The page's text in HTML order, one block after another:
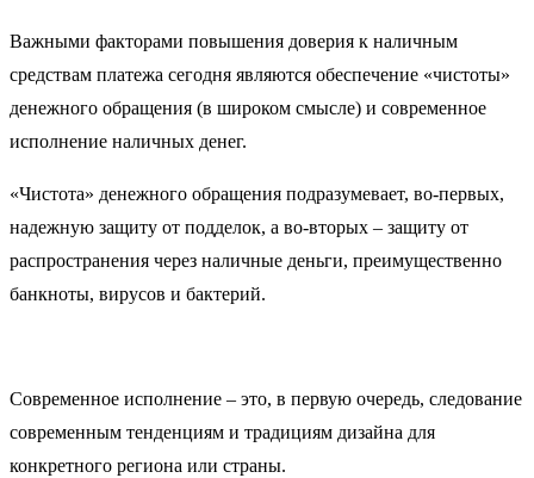
Важными факторами повышения доверия к наличным
средствам платежа сегодня являются обеспечение «чистоты»
денежного обращения (в широком смысле) и современное
исполнение наличных денег.
«Чистота» денежного обращения подразумевает, во-первых,
надежную защиту от подделок, а во-вторых – защиту от
распространения через наличные деньги, преимущественно
банкноты, вирусов и бактерий.
Современное исполнение – это, в первую очередь, следование
современным тенденциям и традициям дизайна для
конкретного региона или страны.